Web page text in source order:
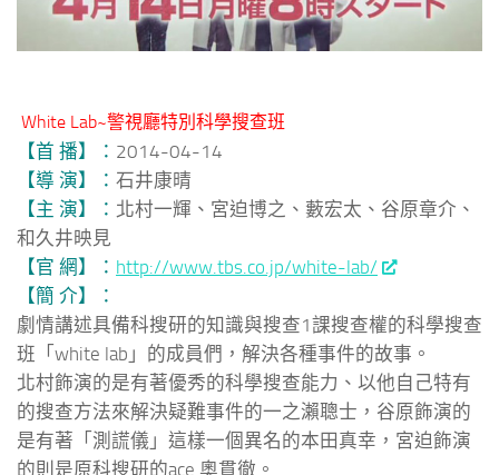
White Lab~警視廳特別科學搜查班
【首 播】： 2014-04-14
【導 演】： 石井康晴
【主 演】： 北村一輝、宮迫博之、藪宏太、谷原章介、
和久井映見
【官 網】： http://www.tbs.co.jp/white-lab/
【簡 介】：
劇情講述具備科搜研的知識與搜查1課搜查權的科學搜查
班「white lab」的成員們，解決各種事件的故事。
北村飾演的是有著優秀的科學搜查能力、以他自己特有
的搜查方法來解決疑難事件的一之瀨聰士，谷原飾演的
是有著「測謊儀」這樣一個異名的本田真幸，宮迫飾演
的則是原科搜研的ace 奧貫徹。